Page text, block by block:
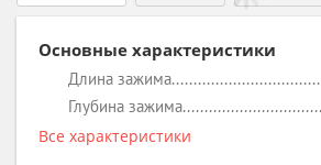
Основные характеристики
Длина зажима
Глубина зажима
Все характеристики